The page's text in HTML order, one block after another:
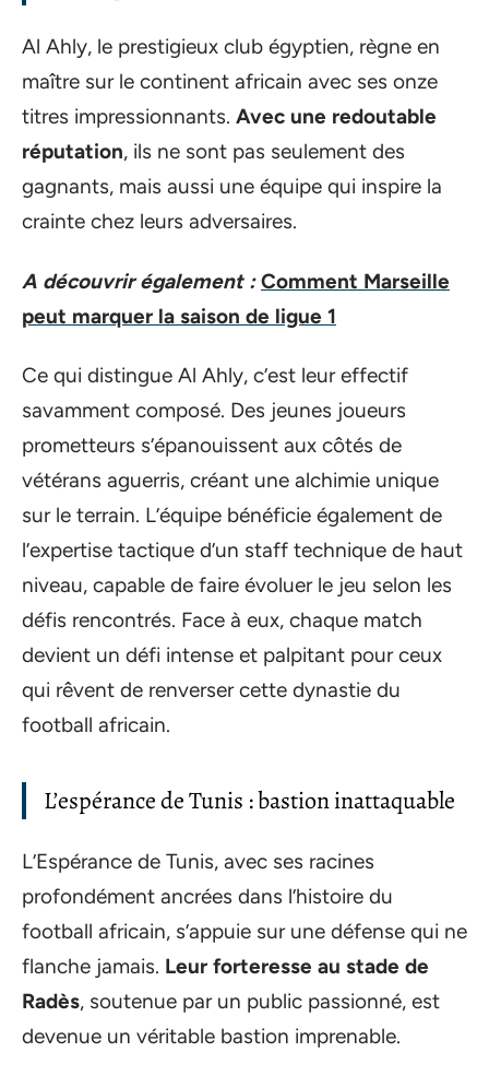
Al Ahly, le prestigieux club égyptien, règne en
maître sur le continent africain avec ses onze
titres impressionnants. Avec une redoutable
réputation, ils ne sont pas seulement des
gagnants, mais aussi une équipe qui inspire la
crainte chez leurs adversaires.
A découvrir également : Comment Marseille
peut marquer la saison de ligue 1
Ce qui distingue Al Ahly, c’est leur effectif
savamment composé. Des jeunes joueurs
prometteurs s’épanouissent aux côtés de
vétérans aguerris, créant une alchimie unique
sur le terrain. L’équipe bénéficie également de
l’expertise tactique d’un staff technique de haut
niveau, capable de faire évoluer le jeu selon les
défis rencontrés. Face à eux, chaque match
devient un défi intense et palpitant pour ceux
qui rêvent de renverser cette dynastie du
football africain.
L’espérance de Tunis : bastion inattaquable
L’Espérance de Tunis, avec ses racines
profondément ancrées dans l’histoire du
football africain, s’appuie sur une défense qui ne
flanche jamais. Leur forteresse au stade de
Radès, soutenue par un public passionné, est
devenue un véritable bastion imprenable.